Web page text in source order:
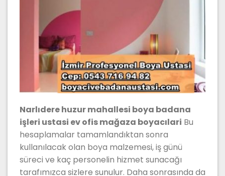
Narlıdere huzur mahallesi boya badana
işleri ustasi ev ofis mağaza boyacılari Bu
hesaplamalar tamamlandıktan sonra
kullanılacak olan boya malzemesi, iş günü
süreci ve kaç personelin hizmet sunacağı
tarafımızca sizlere sunulur. Daha sonrasında da